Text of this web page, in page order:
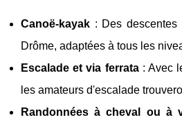
Canoë-kayak : Des
Drôme, adaptées à tous les
Escalade et via ferrata: Avec
les amateurs d'escalade
Randonnées à cheval ou à